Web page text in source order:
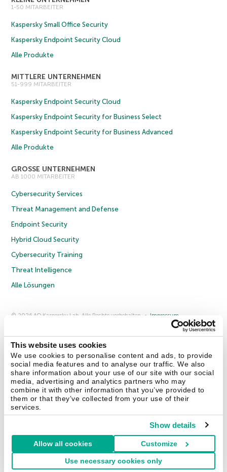
This website uses cookies
We use cookies to personalise content and ads, to provide
social media features and to analyse our traffic. We also
share information about your use of our site with our social
media, advertising and analytics partners who may
combine it with other information that you’ve provided to
them or that they’ve collected from your use of their
services.
Show details
Allow all cookies Customize
Use necessary cookies only
1-50 MITARBEITER
Kaspersky Small Office Security
Kaspersky Endpoint Security Cloud
Alle Produkte
MITTLERE UNTERNEHMEN
51-999 MITARBEITER
Kaspersky Endpoint Security Cloud
Kaspersky Endpoint Security for Business Select
Kaspersky Endpoint Security for Business Advanced
Alle Produkte
GROSSE UNTERNEHMEN
AB 1000 MITARBEITER
Cybersecurity Services
Threat Management and Defense
Endpoint Security
Hybrid Cloud Security
Cybersecurity Training
Threat Intelligence
Alle Lösungen
© 2026 AO Kaspersky Lab. Alle Rechte vorbehalten.
Impressum
Lizenzvereinbarung B2B
Anmeldung zum Newsletter für B2B-Vertriebspartner
Kontakt Über uns Partner Blog
Weitere Informationen
Pressemitteilungen
Securelist Eugene Personal Blog Enzyklopädie
Deutschland & Schweiz